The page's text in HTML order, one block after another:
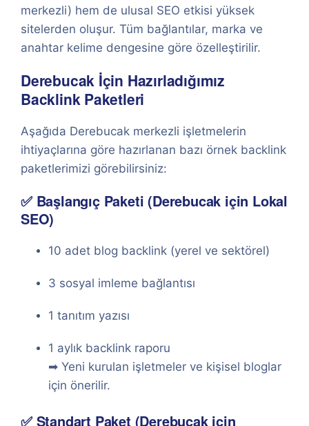
merkezli) hem de ulusal SEO etkisi yüksek
sitelerden oluşur. Tüm bağlantılar, marka ve
anahtar kelime dengesine göre özelleştirilir.
Derebucak İçin Hazırladığımız
Backlink Paketleri
Aşağıda Derebucak merkezli işletmelerin
ihtiyaçlarına göre hazırlanan bazı örnek backlink
paketlerimizi görebilirsiniz:
✅ Başlangıç Paketi (Derebucak için Lokal
SEO)
10 adet blog backlink (yerel ve sektörel)
3 sosyal imleme bağlantısı
1 tanıtım yazısı
1 aylık backlink raporu
➡ Yeni kurulan işletmeler ve kişisel bloglar
için önerilir.
✅ Standart Paket (Derebucak için